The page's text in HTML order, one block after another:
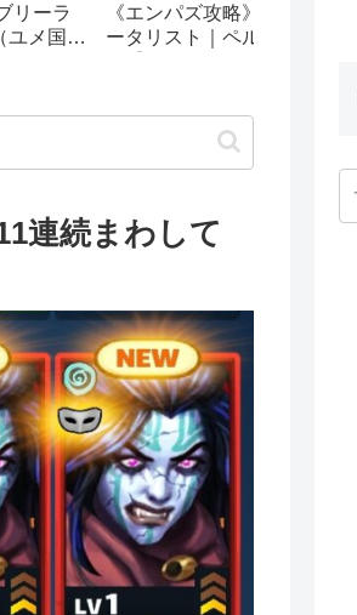
リーラ
ユメ国の
《エンパズ攻略》星5英雄デ
ータリスト｜ペルティナック
連続まわして